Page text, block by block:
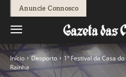
Anuncie Connosco
Início Desporto
1º Festival da Casa
Rainha